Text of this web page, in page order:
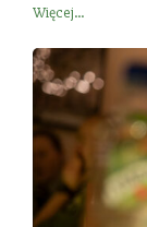
Więcej...